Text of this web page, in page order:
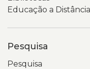
Educação a Distância
Pesquisa
Pesquisa